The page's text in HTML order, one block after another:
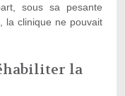
sous sa pesante
la clinique ne pouvait
la